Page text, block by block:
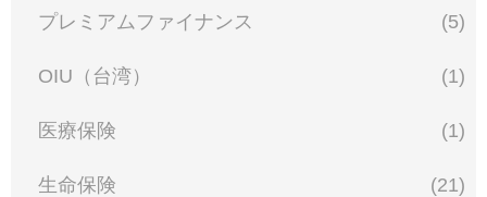
プレミアムファイナンス (5)
OIU（台湾） (1)
医療保険 (1)
生命保険 (21)